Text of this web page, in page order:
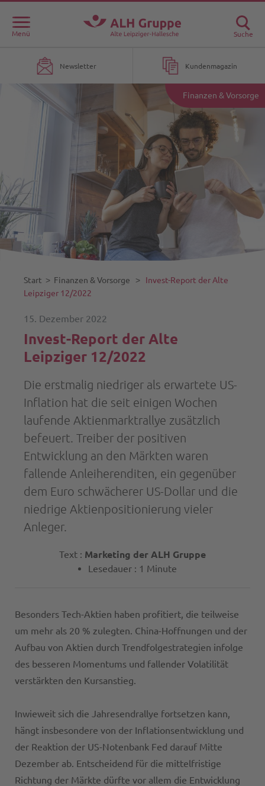
Menü Suche
Newsletter Kundenmagazin
Finanzen & Vorsorge
Start ˃ Finanzen & Vorsorge ˃ Invest-Report der Alte
Leipziger 12/2022
15. Dezember 2022
Invest-Report der Alte
Leipziger 12/2022
Die erstmalig niedriger als erwartete US-
Inflation hat die seit einigen Wochen
laufende Aktienmarktrallye zusätzlich
befeuert. Treiber der positiven
Entwicklung an den Märkten waren
fallende Anleiherenditen, ein gegenüber
dem Euro schwächerer US-Dollar und die
niedrige Aktienpositionierung vieler
Anleger.
Text : Marketing der ALH Gruppe
Lesedauer : 1 Minute
Besonders Tech-Aktien haben profitiert, die teilweise
um mehr als 20 % zulegten. China-Hoffnungen und der
Aufbau von Aktien durch Trendfolgestrategien infolge
des besseren Momentums und fallender Volatilität
verstärkten den Kursanstieg.
Inwieweit sich die Jahresendrallye fortsetzen kann,
hängt insbesondere von der Inflationsentwicklung und
der Reaktion der US-Notenbank Fed darauf Mitte
Dezember ab. Entscheidend für die mittelfristige
Richtung der Märkte dürfte vor allem die Entwicklung